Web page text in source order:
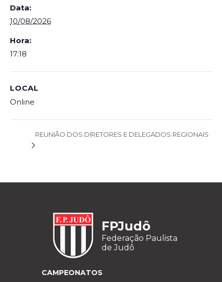
Data:
10/08/2026
Hora:
17:18
LOCAL
Online
REUNIÃO DOS DIRETORES E DELEGADOS REGIONAIS
FPJudô
Federação Paulista
de Judô
CAMPEONATOS